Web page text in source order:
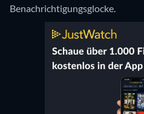
Benachrichtigungsglocke.